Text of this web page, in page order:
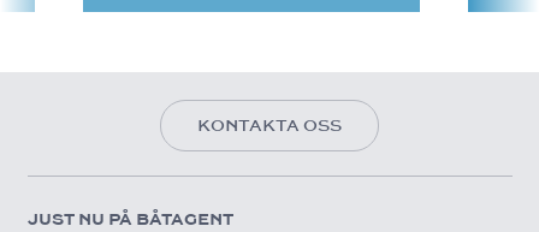
KONTAKTA OSS
JUST NU PÅ BÅTAGENT